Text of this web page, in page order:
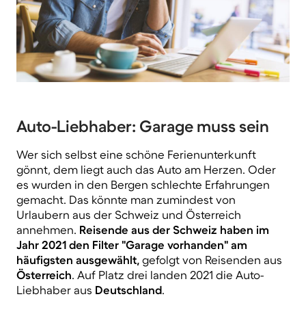
Auto-Liebhaber: Garage muss sein
Wer sich selbst eine schöne Ferienunterkunft
gönnt, dem liegt auch das Auto am Herzen. Oder
es wurden in den Bergen schlechte Erfahrungen
gemacht. Das könnte man zumindest von
Urlaubern aus der Schweiz und Österreich
annehmen. Reisende aus der Schweiz haben im
Jahr 2021 den Filter "Garage vorhanden" am
häufigsten ausgewählt, gefolgt von Reisenden aus
Österreich. Auf Platz drei landen 2021 die Auto-
Liebhaber aus Deutschland.